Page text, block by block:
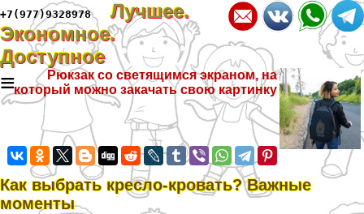
+7(977)9328978
Лучшее.
Экономное.
Доступное
≡
Рюкзак со светящимся экраном, на
который можно закачать свою картинку
Как выбрать кресло-кровать? Важные
моменты